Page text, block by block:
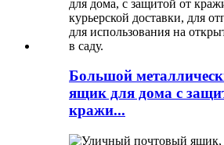
Большой
ящик для дома с
кражи...